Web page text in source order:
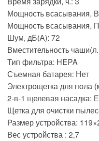
Мощность всасывания,
Мощность всасывания,
Шум, дБ(А): 72
Вместительность
Тип фильтра: HEPA
Съемная батарея: Нет
Электрощетка для пола
2-в-1 щелевая насадка:
Щетка для очистки
Размер устройства:
Вес устройства : 2,7